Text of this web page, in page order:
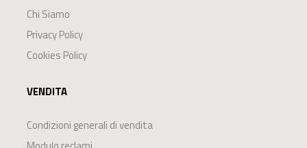
Chi Siamo
Privacy Policy
Cookies Policy
VENDITA
Condizioni generali di vendita